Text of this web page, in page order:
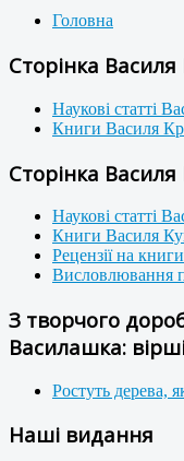
Головна
Сторінка
Наукові статті
Книги Василя
Сторінка
Наукові статті
Книги Василя
Рецензії на книги
Висловлювання
З творчого
Василашка:
Ростуть дерева,
Наші видання